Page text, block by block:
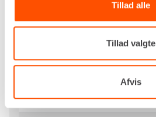
Tillad alle
Tillad valgte
Afvis
Gravearmsvinkel
Gravedybde, maks.